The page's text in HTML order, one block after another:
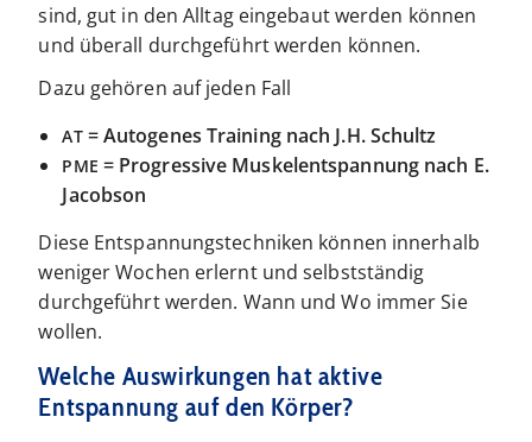
sind, gut in den Alltag eingebaut werden können
und überall durchgeführt werden können.
Dazu gehören auf jeden Fall
AT= Autogenes Training nach J.H. Schultz
PME = Progressive Muskelentspannung nach E.
Jacobson
Diese Entspannungstechniken können innerhalb
weniger Wochen erlernt und selbstständig
durchgeführt werden. Wann und Wo immer Sie
wollen.
Welche Auswirkungen hat aktive
Entspannung auf den Körper?